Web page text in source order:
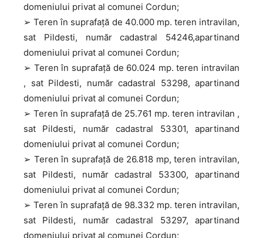
domeniului privat al comunei Cordun;
➢ Teren în suprafață de 40.000 mp. teren intravilan,
sat Pildesti, număr cadastral 54246,apartinand
domeniului privat al comunei Cordun;
➢ Teren în suprafață de 60.024 mp. teren intravilan
, sat Pildesti, număr cadastral 53298, apartinand
domeniului privat al comunei Cordun;
➢ Teren în suprafață de 25.761 mp. teren intravilan ,
sat Pildesti, număr cadastral 53301, apartinand
domeniului privat al comunei Cordun;
➢ Teren în suprafață de 26.818 mp, teren intravilan,
sat Pildesti, număr cadastral 53300, apartinand
domeniului privat al comunei Cordun;
➢ Teren în suprafață de 98.332 mp. teren intravilan,
sat Pildesti, număr cadastral 53297, apartinand
domeniului privat al comunei Cordun;